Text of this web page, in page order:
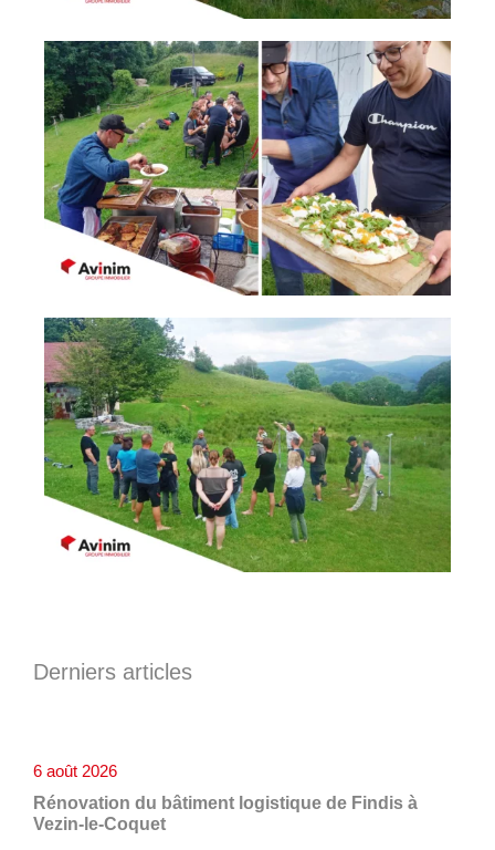
Derniers articles
Rénovation du bâtiment logistique de Findis à
Vezin-le-Coquet
6 août 2026